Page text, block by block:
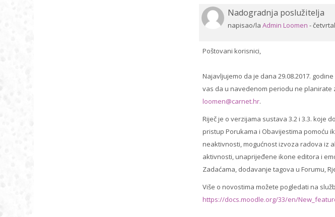
Nadogradnja poslužitelja
napisao/laAdmin Loomen -
Broj
odgovora:
Poštovani korisnici,
Najavljujemo da je dana 29.08.2017.
vas da u navedenom periodu ne
loomen@carnet.hr.
Riječ je o verzijama sustava 3.2 i 3.3. koje
pristup Porukama i Obavijestima pomoću
neaktivnosti, mogućnost izvoza radova iz
aktivnosti, unaprijeđene ikone editora i
Zadaćama, dodavanje tagova u Forumu,
Više o novostima možete pogledati na
https://docs.moodle.org/33/en/